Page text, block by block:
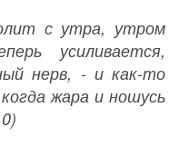
с утра, утром
усиливается,
нерв, - и как-то
жара и ношусь